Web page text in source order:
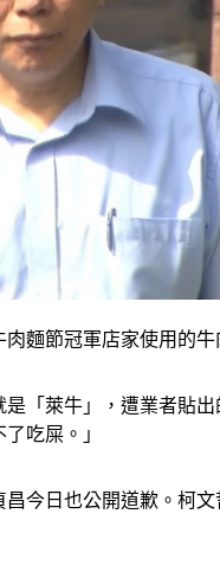
麵節冠軍店家使用的
「萊牛」，遭業者貼
吃屎。」
今日也公開道歉。柯